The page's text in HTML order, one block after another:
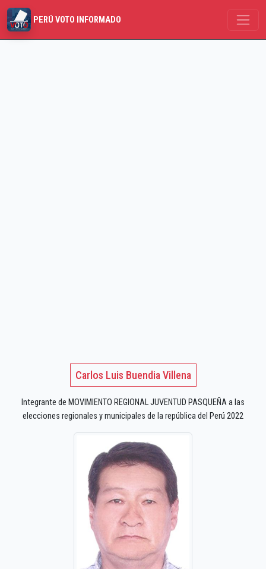
PERÚ VOTO INFORMADO
Carlos Luis Buendia Villena
Integrante de MOVIMIENTO REGIONAL JUVENTUD PASQUEÑA a las
elecciones regionales y municipales de la república del Perú 2022